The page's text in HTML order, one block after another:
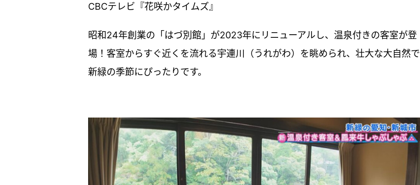
CBCテレビ『花咲かタイムズ』
昭和24年創業の「はづ別館」が2023年にリニューアルし、温泉付きの客室が登
場！客室からすぐ近くを流れる宇連川（うれがわ）を眺められ、壮大な大自然で
新緑の季節にぴったりです。